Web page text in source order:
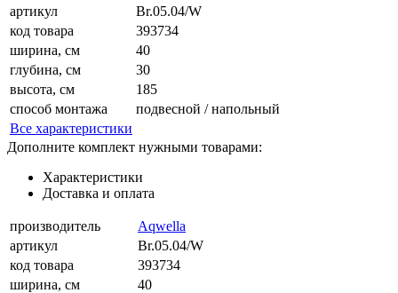
артикул
Br.05.04/W
код товара
393734
ширина, см
40
глубина, см
30
высота, см
185
способ монтажа
подвесной / напольный
Все характеристики
Дополните комплект нужными товарами:
Характеристики
Доставка и оплата
производитель
Aqwella
артикул
Br.05.04/W
код товара
393734
ширина, см
40